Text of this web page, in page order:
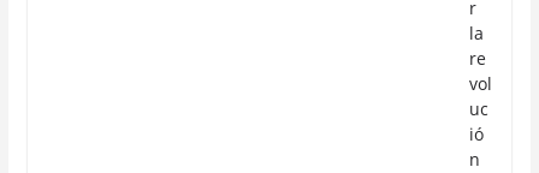
r
la
re
vol
uc
ió
n